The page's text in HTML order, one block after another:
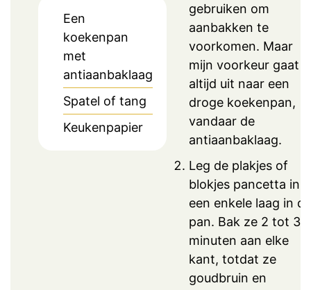
Een
koekenpan
met
antiaanbaklaag
Spatel of tang
Keukenpapier
gebruiken om
aanbakken te
voorkomen. Maar
mijn voorkeur gaat
altijd uit naar een
droge koekenpan,
vandaar de
antiaanbaklaag.
Leg de plakjes of
blokjes pancetta in
een enkele laag in de
pan. Bak ze 2 tot 3
minuten aan elke
kant, totdat ze
goudbruin en